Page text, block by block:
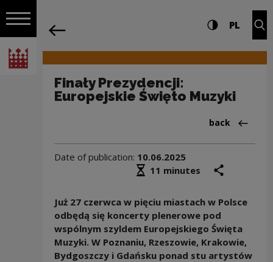
Open navigation
National Centre for Culture Poland
Navigation Settings and search
High contrast
PL
Finały Prezydencji:
Europejskie Święto Muzyki
Back to:News
back
Date of publication: 10.06.2025
Średni czas czytania
11 minutes
Już 27 czerwca w pięciu miastach w Polsce
odbędą się koncerty plenerowe pod
wspólnym szyldem Europejskiego Święta
Muzyki. W Poznaniu, Rzeszowie, Krakowie,
Bydgoszczy i Gdańsku ponad stu artystów